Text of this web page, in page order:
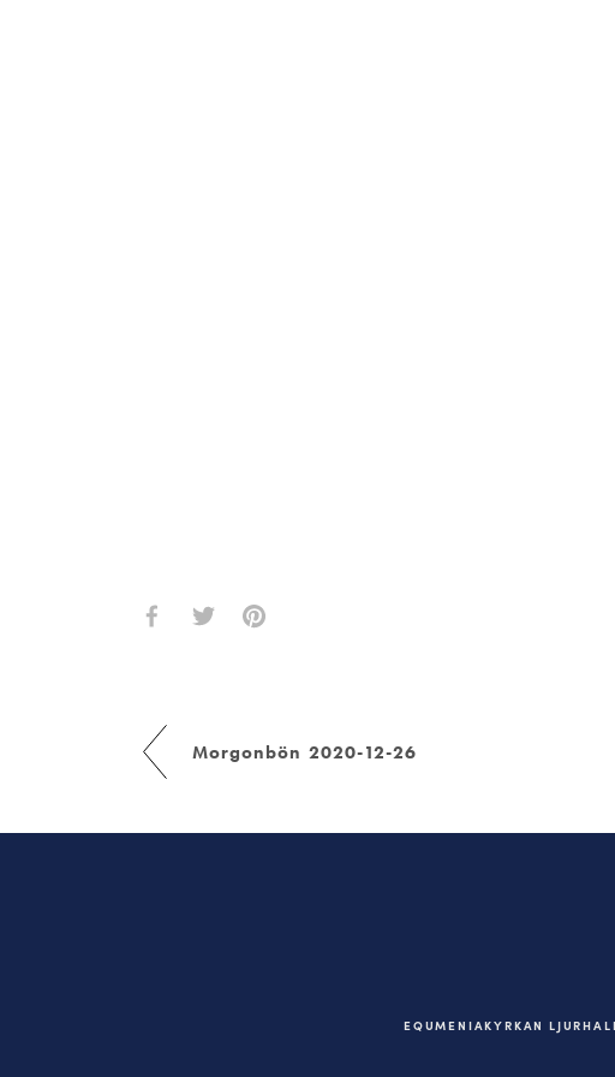
Morgonbön 2020-12-26
EQUMENIAKYRKAN